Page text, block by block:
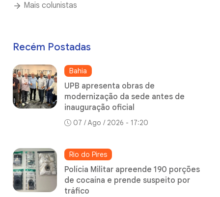
Mais colunistas
Recém Postadas
Bahia
UPB apresenta obras de
modernização da sede antes de
inauguração oficial
07 / Ago / 2026 - 17:20
Rio do Pires
Polícia Militar apreende 190 porções
de cocaína e prende suspeito por
tráfico